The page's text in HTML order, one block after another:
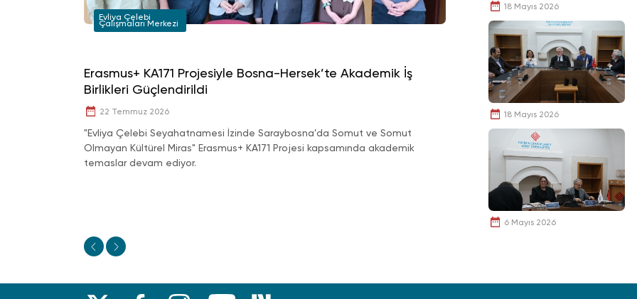
Evliya Çelebi
Çalışmaları Merkezi
Erasmus+ KA171 Projesiyle Bosna-Hersek’te Akademik İş
Birlikleri Güçlendirildi
22 Temmuz 2026
"Evliya Çelebi Seyahatnamesi İzinde Saraybosna’da Somut ve Somut
Olmayan Kültürel Miras" Erasmus+ KA171 Projesi kapsamında akademik
temaslar devam ediyor.
18 Mayıs 2026
18 Mayıs 2026
6 Mayıs 2026